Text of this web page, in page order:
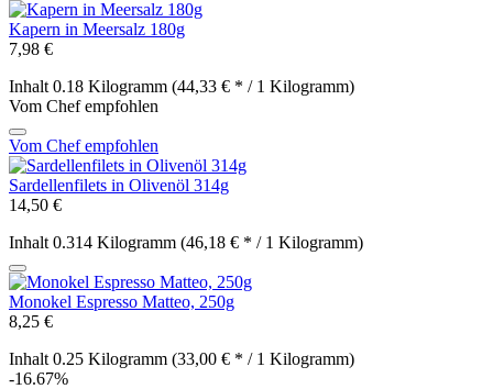
Kapern in Meersalz 180g
7,98 €
Inhalt 0.18 Kilogramm (44,33 € * / 1 Kilogramm)
Vom Chef empfohlen
Vom Chef empfohlen
Sardellenfilets in Olivenöl 314g
14,50 €
Inhalt 0.314 Kilogramm (46,18 € * / 1 Kilogramm)
Monokel Espresso Matteo, 250g
8,25 €
Inhalt 0.25 Kilogramm (33,00 € * / 1 Kilogramm)
-16.67%